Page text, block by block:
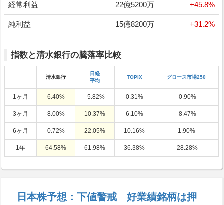
経常利益 22億5200万 +45.8%
純利益 15億8200万 +31.2%
指数と清水銀行の騰落率比較
清水銀行
日経
平均
TOPIX グロース市場250
1ヶ月 6.40% -5.82% 0.31% -0.90%
3ヶ月 8.00% 10.37% 6.10% -8.47%
6ヶ月 0.72% 22.05% 10.16% 1.90%
1年 64.58% 61.98% 36.38% -28.28%
日本株予想：下値警戒 好業績銘柄は押